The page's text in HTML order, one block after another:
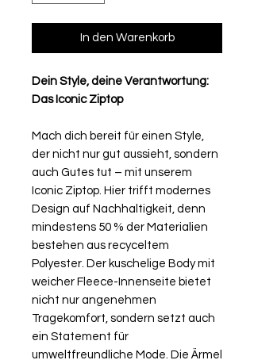
In den Warenkorb
Dein Style, deine Verantwortung:
Das Iconic Ziptop
Mach dich bereit für einen Style,
der nicht nur gut aussieht, sondern
auch Gutes tut – mit unserem
Iconic Ziptop. Hier trifft modernes
Design auf Nachhaltigkeit, denn
mindestens 50 % der Materialien
bestehen aus recyceltem
Polyester. Der kuschelige Body mit
weicher Fleece-Innenseite bietet
nicht nur angenehmen
Tragekomfort, sondern setzt auch
ein Statement für
umweltfreundliche Mode. Die Ärmel